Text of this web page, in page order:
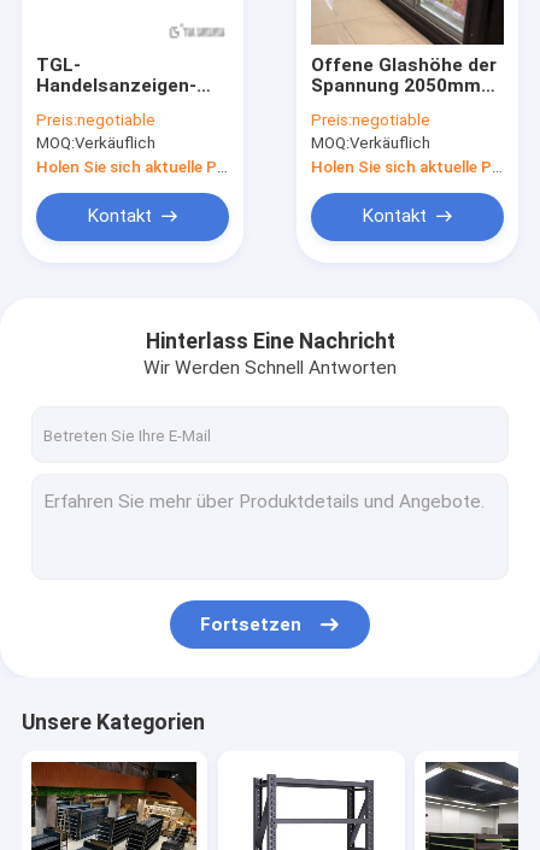
Haus
Produkte
VR Show
TGL-
Handelsanzeigen-
Temperatur der
Freilicht-
Getränkekühlvorrichtungs-
0-10degree
Preis:negotiable
MOQ:Verkäuflich
Kontakt
Offene Glashöhe der
Spannung 2050mm
Verkaufsberater-
Kühlschrank-220v-
240v
Preis:negotiable
MOQ:Verkäuflich
Kontakt
Hinterlass Eine Nachricht
Wir Werden Schnell Antworten
Fortsetzen
Unsere Kategorien